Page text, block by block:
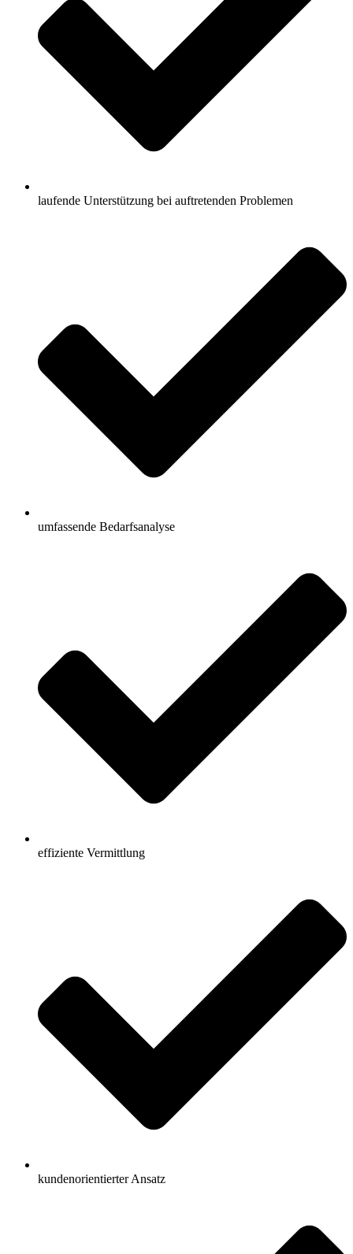
laufende Unterstützung bei auftretenden Problemen
umfassende Bedarfsanalyse
effiziente Vermittlung
kundenorientierter Ansatz